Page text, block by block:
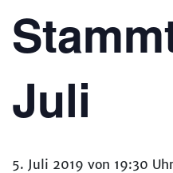
Juli
5. Juli 2019 von 19:30 Uhr